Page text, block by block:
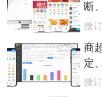
断
微订
商
定
微订